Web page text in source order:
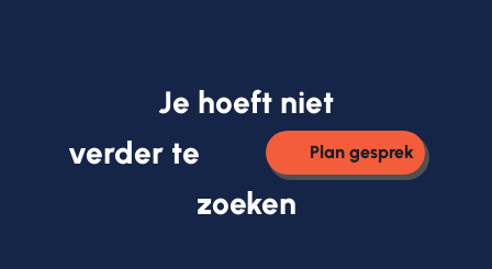
Je hoeft niet
verder te
Plan gesprek
zoeken